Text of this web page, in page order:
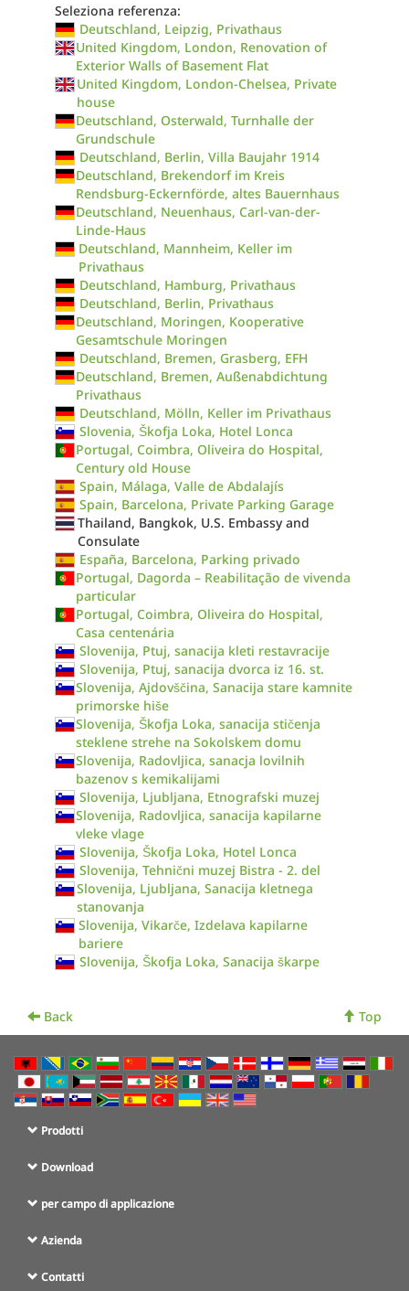
Seleziona referenza:
Deutschland, Leipzig, Privathaus
United Kingdom, London, Renovation of
Exterior Walls of Basement Flat
United Kingdom, London-Chelsea, Private
house
Deutschland, Osterwald, Turnhalle der
Grundschule
Deutschland, Berlin, Villa Baujahr 1914
Deutschland, Brekendorf im Kreis
Rendsburg-Eckernförde, altes Bauernhaus
Deutschland, Neuenhaus, Carl-van-der-
Linde-Haus
Deutschland, Mannheim, Keller im
Privathaus
Deutschland, Hamburg, Privathaus
Deutschland, Berlin, Privathaus
Deutschland, Moringen, Kooperative
Gesamtschule Moringen
Deutschland, Bremen, Grasberg, EFH
Deutschland, Bremen, Außenabdichtung
Privathaus
Deutschland, Mölln, Keller im Privathaus
Slovenia, Škofja Loka, Hotel Lonca
Portugal, Coimbra, Oliveira do Hospital,
Century old House
Spain, Málaga, Valle de Abdalajís
Spain, Barcelona, Private Parking Garage
Thailand, Bangkok, U.S. Embassy and
Consulate
España, Barcelona, Parking privado
Portugal, Dagorda – Reabilitação de vivenda
particular
Portugal, Coimbra, Oliveira do Hospital,
Casa centenária
Slovenija, Ptuj, sanacija kleti restavracije
Slovenija, Ptuj, sanacija dvorca iz 16. st.
Slovenija, Ajdovščina, Sanacija stare kamnite
primorske hiše
Slovenija, Škofja Loka, sanacija stičenja
steklene strehe na Sokolskem domu
Slovenija, Radovljica, sanacja lovilnih
bazenov s kemikalijami
Slovenija, Ljubljana, Etnografski muzej
Slovenija, Radovljica, sanacija kapilarne
vleke vlage
Slovenija, Škofja Loka, Hotel Lonca
Slovenija, Tehnični muzej Bistra - 2. del
Slovenija, Ljubljana, Sanacija kletnega
stanovanja
Slovenija, Vikarče, Izdelava kapilarne
bariere
Slovenija, Škofja Loka, Sanacija škarpe
Back Top
Prodotti
Download
per campo di applicazione
Azienda
Contatti